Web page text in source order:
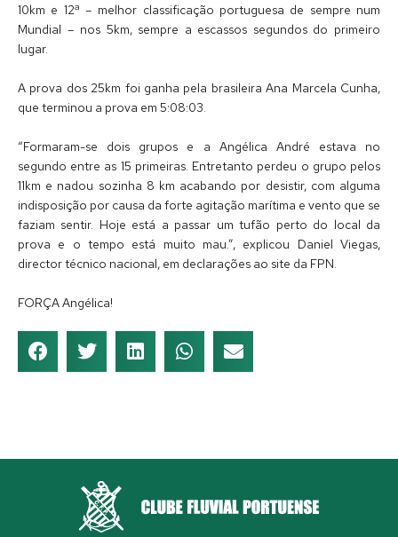
10km e 12ª – melhor classificação portuguesa de sempre num
Mundial – nos 5km, sempre a escassos segundos do primeiro
lugar.
A prova dos 25km foi ganha pela brasileira Ana Marcela Cunha,
que terminou a prova em 5:08:03.
“Formaram-se dois grupos e a Angélica André estava no
segundo entre as 15 primeiras. Entretanto perdeu o grupo pelos
11km e nadou sozinha 8 km acabando por desistir, com alguma
indisposição por causa da forte agitação marítima e vento que se
faziam sentir. Hoje está a passar um tufão perto do local da
prova e o tempo está muito mau.”, explicou Daniel Viegas,
director técnico nacional, em declarações ao site da FPN.
FORÇA Angélica!